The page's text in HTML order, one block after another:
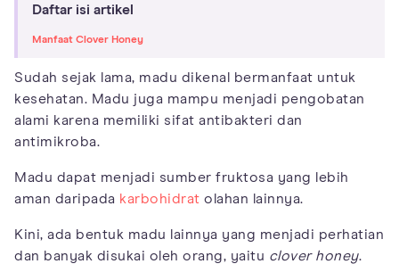
Daftar isi artikel
Manfaat Clover Honey
Sudah sejak lama, madu dikenal bermanfaat untuk
kesehatan. Madu juga mampu menjadi pengobatan
alami karena memiliki sifat antibakteri dan
antimikroba.
Madu dapat menjadi sumber fruktosa yang lebih
aman daripada karbohidrat olahan lainnya.
Kini, ada bentuk madu lainnya yang menjadi perhatian
dan banyak disukai oleh orang, yaitu clover honey.